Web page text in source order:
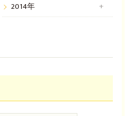
2014年